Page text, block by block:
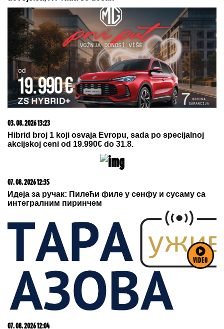
VIDEO
23. 07. 2026 12:47
Letnje večeri u gradu više nisu rezervisane za vikend:
Zašto sve više ljudi bira večeru koja se spontano
pretvori u druženje
treba da znate o genetici
05. 08. 2026 14:12
Koliko visoku temperaturu ljudsko telo može da izdrži?